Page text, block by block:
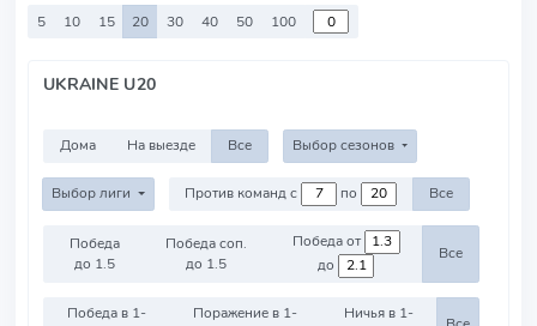
5 10 15 20 30 40 50 100
UKRAINE U20
Дома На выезде Все Выбор сезонов
Выбор лиги Против команд с по Все
Победа
до 1.5
Победа соп.
до 1.5
Победа от
до
Все
Победа в 1-
Поражение в 1-
Ничья в 1-